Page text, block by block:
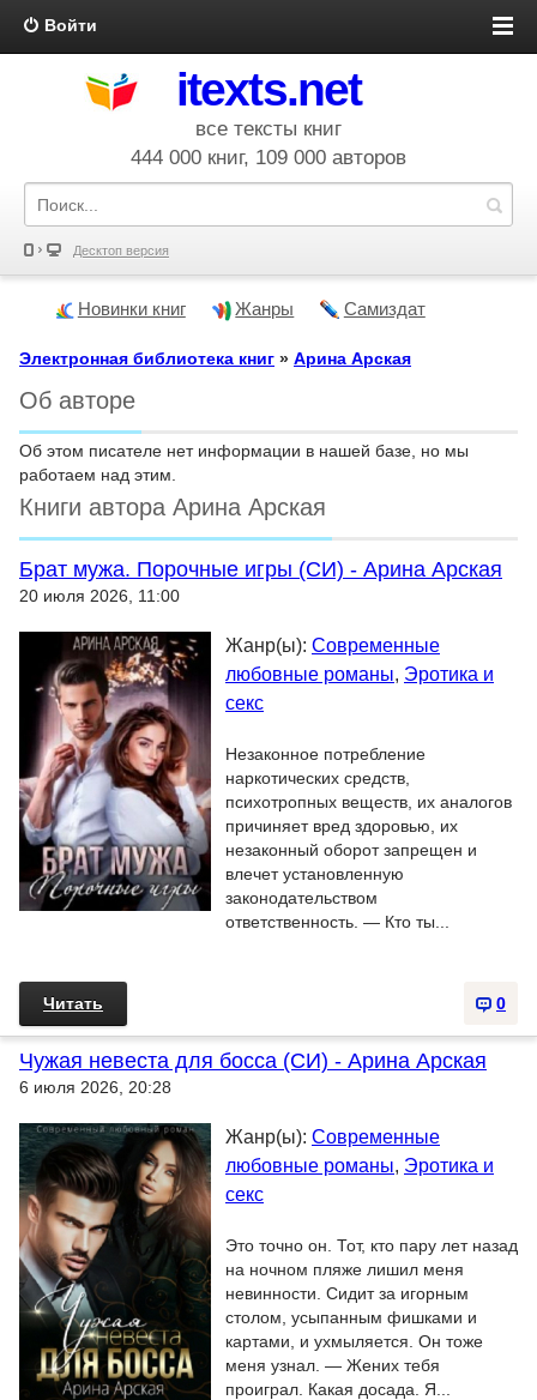
Войти
itexts.net
все тексты книг
444 000 книг, 109 000 авторов
Десктоп версия
Новинки книг Жанры Самиздат
Электронная библиотека книг » Арина Арская
Об авторе
Об этом писателе нет информации в нашей базе, но мы
работаем над этим.
Книги автора Арина Арская
Брат мужа. Порочные игры (СИ) - Арина Арская
20 июля 2026, 11:00
Жанр(ы): Современные
любовные романы, Эротика и
секс
Незаконное потребление
наркотических средств,
психотропных веществ, их аналогов
причиняет вред здоровью, их
незаконный оборот запрещен и
влечет установленную
законодательством
ответственность. — Кто ты...
0
Читать
Чужая невеста для босса (СИ) - Арина Арская
6 июля 2026, 20:28
Жанр(ы): Современные
любовные романы, Эротика и
секс
Это точно он. Тот, кто пару лет назад
на ночном пляже лишил меня
невинности. Сидит за игорным
столом, усыпанным фишками и
картами, и ухмыляется. Он тоже
меня узнал. — Жених тебя
проиграл. Какая досада. Я...